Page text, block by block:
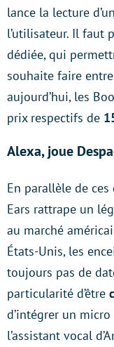
lance la lecture
l’utilisateur. Il faut
dédiée, qui
souhaite faire
aujourd’hui, les
prix respectifs de
Alexa, joue
En parallèle de
Ears rattrape un
au marché
États-Unis, les
toujours pas de
particularité d’être
d’intégrer un
l’assistant vocal